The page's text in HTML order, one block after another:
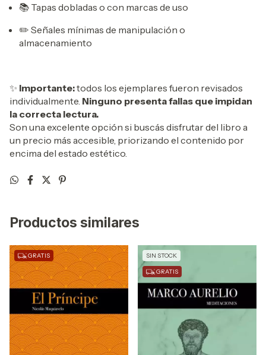
📚 Tapas dobladas o con marcas de uso
✏️ Señales mínimas de manipulación o
almacenamiento
✨ Importante:todos los ejemplares fueron revisados
individualmente. Ninguno presenta fallas que impidan
la correcta lectura.
Son una excelente opción si buscás disfrutar del libro a
un precio más accesible, priorizando el contenido por
encima del estado estético.
Productos similares
GRATIS SIN STOCK
GRATIS